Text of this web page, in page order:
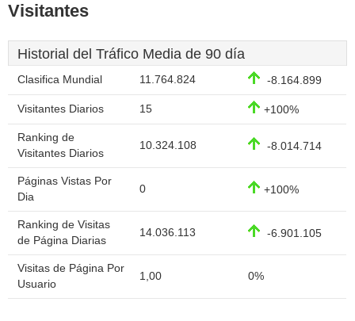
Visitantes
Historial del Tráfico Media de 90 día
Clasifica Mundial 11.764.824 -8.164.899
Visitantes Diarios 15 +100%
Ranking de
Visitantes Diarios
10.324.108 -8.014.714
Páginas Vistas Por
Dia
0 +100%
Ranking de Visitas
de Página Diarias
14.036.113 -6.901.105
Visitas de Página Por
Usuario
1,00 0%